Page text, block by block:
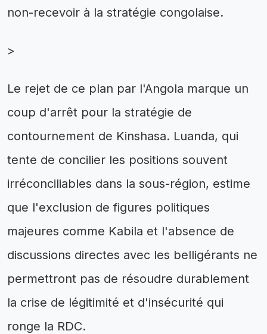
non-recevoir à la stratégie congolaise.
>
Le rejet de ce plan par l'Angola marque un
coup d'arrêt pour la stratégie de
contournement de Kinshasa. Luanda, qui
tente de concilier les positions souvent
irréconciliables dans la sous-région, estime
que l'exclusion de figures politiques
majeures comme Kabila et l'absence de
discussions directes avec les belligérants ne
permettront pas de résoudre durablement
la crise de légitimité et d'insécurité qui
ronge la RDC.